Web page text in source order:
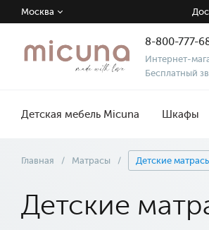
Москва
8-800-777-
Интернет-
Бесплатный
Детская мебель Micuna Шкафы
Главная / Матрасы / Детские матрасы
Детские